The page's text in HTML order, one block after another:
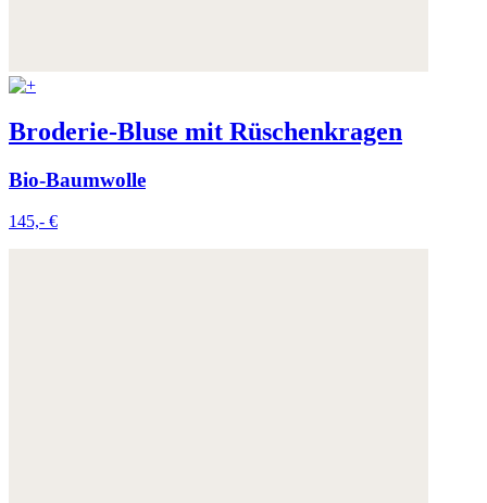
Broderie-Bluse mit Rüschenkragen
Bio-Baumwolle
145,- €